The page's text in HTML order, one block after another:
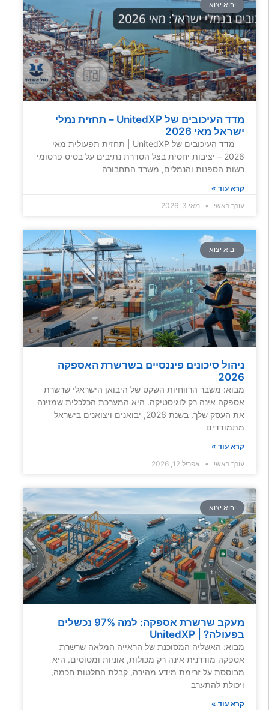
יבוא יצוא
מדד העיכובים של UnitedXP – תחזית נמלי
ישראל מאי 2026
מדד העיכובים של UnitedXP | תחזית תפעולית מאי
2026 – יציבות יחסית בצל הסדרת נתיבים על בסיס פרסומי
רשות הספנות והנמלים, משרד התחבורה
קרא עוד »
עורך ראשי
מאי 3, 2026
יבוא יצוא
ניהול סיכונים פיננסיים בשרשרת האספקה
2026
מבוא: משבר הרווחיות השקט של היבואן הישראלי שרשרת
אספקה אינה רק לוגיסטיקה. היא המערכת הכלכלית שמזינה
את העסק שלך. בשנת 2026, יבואנים ויצואנים בישראל
מתמודדים
קרא עוד »
עורך ראשי
אפריל 12, 2026
יבוא יצוא
מעקב שרשרת אספקה: למה 97% נכשלים
בפעולה? | UnitedXP
מבוא: האשליה המסוכנת של הראייה המלאה שרשרת
אספקה מודרנית אינה רק מכולות, אוניות ומטוסים. היא
מבוססת על זרימת מידע מהירה, קבלת החלטות חכמה,
ויכולת להתערב
קרא עוד »